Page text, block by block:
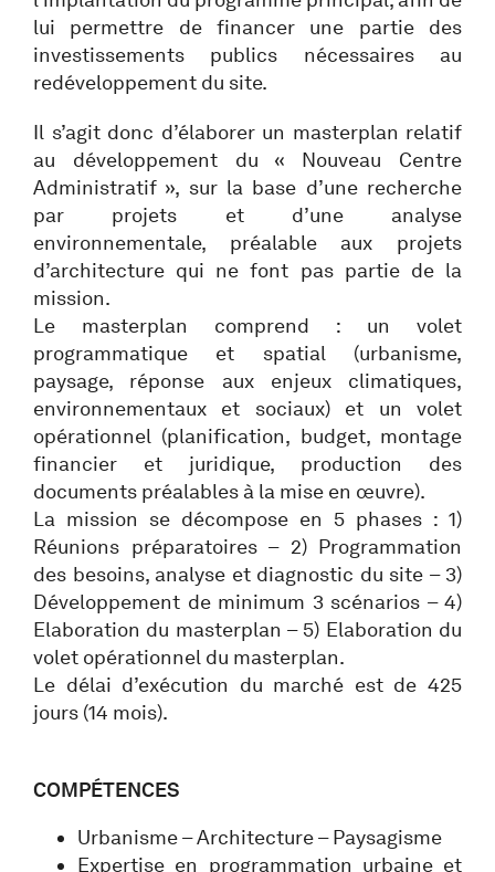
lui permettre de financer une partie des
investissements publics nécessaires au
redéveloppement du site.
Il s’agit donc d’élaborer un masterplan relatif
au développement du « Nouveau Centre
Administratif », sur la base d’une recherche
par projets et d’une analyse
environnementale, préalable aux projets
d’architecture qui ne font pas partie de la
mission.
Le masterplan comprend : un volet
programmatique et spatial (urbanisme,
paysage, réponse aux enjeux climatiques,
environnementaux et sociaux) et un volet
opérationnel (planification, budget, montage
financier et juridique, production des
documents préalables à la mise en œuvre).
La mission se décompose en 5 phases : 1)
Réunions préparatoires – 2) Programmation
des besoins, analyse et diagnostic du site – 3)
Développement de minimum 3 scénarios – 4)
Elaboration du masterplan – 5) Elaboration du
volet opérationnel du masterplan.
Le délai d’exécution du marché est de 425
jours (14 mois).
COMPÉTENCES
Urbanisme – Architecture – Paysagisme
Expertise en programmation urbaine et